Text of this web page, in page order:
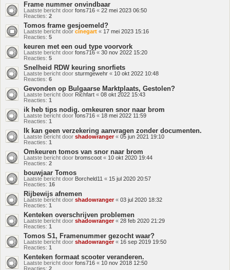
Frame nummer onvindbaar
Laatste bericht door fons716 « 22 mei 2023 06:50
Reacties: 2
Tomos frame gesjoemeld?
Laatste bericht door cinegart « 17 mei 2023 15:16
Reacties: 5
keuren met een oud type voorvork
Laatste bericht door fons716« 30 nov 2022 15:20
Reacties: 5
Snelheid RDW keuring snorfiets
Laatste bericht door sturmgewehr « 10 okt 2022 10:48
Reacties: 6
Gevonden op Bulgaarse Marktplaats, Gestolen?
Laatste bericht door Richfart « 08 okt 2022 15:43
Reacties: 1
ik heb tips nodig. omkeuren snor naar brom
Laatste bericht doorfons716 « 18 mei 2022 11:59
Reacties: 1
Ik kan geen verzekering aanvragen zonder documenten.
Laatste bericht door shadowranger« 05 jun 2021 19:10
Reacties: 1
Omkeuren tomos van snor naar brom
Laatste bericht door bromscoot « 10 okt 2020 19:44
Reacties: 2
bouwjaar Tomos
Laatste bericht door Borcheld11 « 15 jul 2020 20:57
Reacties: 16
Rijbewijs afnemen
Laatste bericht door shadowranger« 03 jul 2020 18:32
Reacties: 1
Kenteken overschrijven problemen
Laatste bericht door shadowranger« 28 feb 2020 21:29
Reacties: 1
Tomos S1, Framenummer gezocht waar?
Laatste bericht door shadowranger« 16 sep 2019 19:50
Reacties: 1
Kenteken formaat scooter veranderen.
Laatste bericht door fons716 « 10 nov 2018 12:50
Reacties: 2